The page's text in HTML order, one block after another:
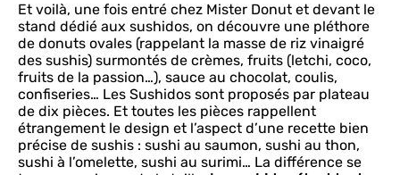
Et voilà, une fois entré chez Mister Donut et devant le
stand dédié aux sushidos, on découvre une pléthore
de donuts ovales (rappelant la masse de riz vinaigré
des sushis) surmontés de crèmes, fruits (letchi, coco,
fruits de la passion…), sauce au chocolat, coulis,
confiseries… Les Sushidos sont proposés par plateau
de dix pièces. Et toutes les pièces rappellent
étrangement le design et l’aspect d’une recette bien
précise de sushis : sushi au saumon, sushi au thon,
sushi à l’omelette, sushi au surimi… La différence se